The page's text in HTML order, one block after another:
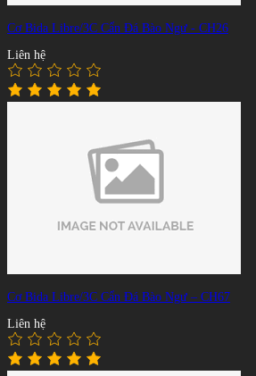
Cơ Bida Libre/3C Cẩn Đá Bào Ngư - CH26
Liên hệ
Cơ Bida Libre/3C Cẩn Đá Bào Ngư – CH67
Liên hệ